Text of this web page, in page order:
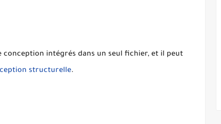
intégrés dans un seul fichier, et il peut
structurelle.